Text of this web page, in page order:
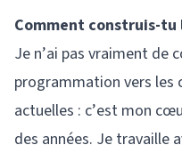
Comment construis-
Je n’ai pas vraiment de
programmation vers les
actuelles : c’est mon
des années. Je travaille